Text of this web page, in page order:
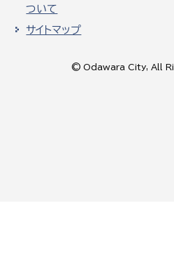
ついて
サイトマップ
© Odawara City, All